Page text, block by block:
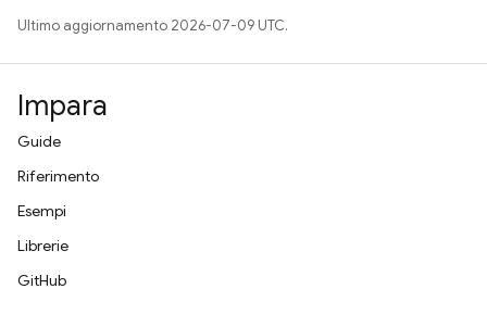
Ultimo aggiornamento 2026-07-09 UTC.
Impara
Guide
Riferimento
Esempi
Librerie
GitHub